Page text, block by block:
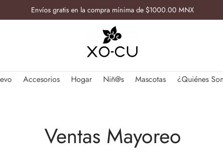
Envíos gratis en la compra mínima de $1000.00 MNX
Accesorios Hogar Niñ@s Mascotas ¿Quiénes
Ventas Mayoreo